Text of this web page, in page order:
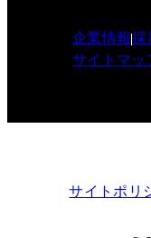
企業情報採
サイトマッ
サイトポリ